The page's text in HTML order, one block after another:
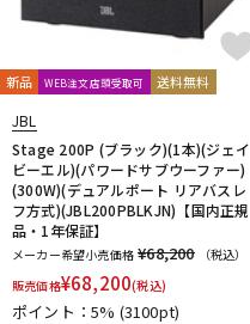
新品 WEB注文店頭受取可 送料無料
JBL
Stage 200P (ブラック)(1本)(ジェイ
ビーエル)(パワードサブウーファー)
(300W)(デュアルポート リアバスレ
フ方式)(JBL200PBLKJN)【国内正規
品・1年保証】
メーカー希望小売価格 ¥68,200
（税込）
販売価格¥68,200(税込)
ポイント：5% (3100pt)